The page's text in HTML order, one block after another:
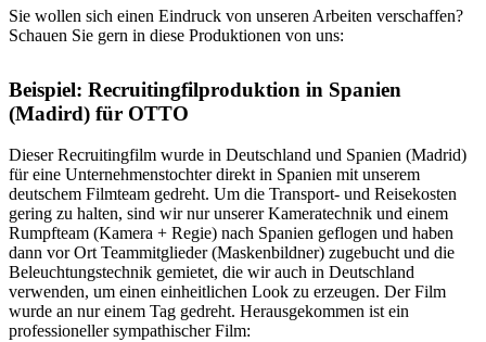
Sie wollen sich einen Eindruck von unseren Arbeiten verschaffen?
Schauen Sie gern in diese Produktionen von uns:
Beispiel: Recruitingfilproduktion in Spanien
(Madird) für OTTO
Dieser Recruitingfilm wurde in Deutschland und Spanien (Madrid)
für eine Unternehmenstochter direkt in Spanien mit unserem
deutschem Filmteam gedreht. Um die Transport- und Reisekosten
gering zu halten, sind wir nur unserer Kameratechnik und einem
Rumpfteam (Kamera + Regie) nach Spanien geflogen und haben
dann vor Ort Teammitglieder (Maskenbildner) zugebucht und die
Beleuchtungstechnik gemietet, die wir auch in Deutschland
verwenden, um einen einheitlichen Look zu erzeugen. Der Film
wurde an nur einem Tag gedreht. Herausgekommen ist ein
professioneller sympathischer Film: